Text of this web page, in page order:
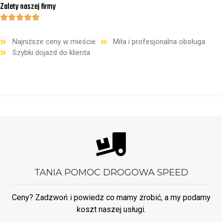
Zalety naszej firmy

Najniższe ceny w mieście
Miła i profesjonalna obsługa
Szybki dojazd do klienta
TANIA POMOC DROGOWA SPEED
Ceny? Zadzwoń i powiedz co mamy zrobić, a my podamy
koszt naszej usługi.